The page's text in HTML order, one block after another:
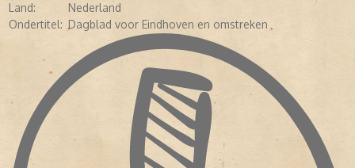
DeTweede Wereldoorlog
Eindhovensch Dagblad. De krant kampte met enorme uitdagingen
onder de Duitse bezetting. In1941verdween de titel zelfs volledig
van de straat toen de Duitse bezetter een voorgenomen fusie met
concurrent Eindhovensche en Meijerijsche Courant – aanvankelijk
ingegeven door papierschaarste – op het laatste moment afblies.
Het gevolg was een mediamonopolie in de regio Eindhoven. De
voormalige Eindhovensche en Meijerijsche Courant werd
omgedoopt tot
"Dagblad van het Zuiden"
en kreeg een pro-
Duitse koers opgelegd. Gelukkig keerde de titel Eindhovensch
Dagblad nog vóór de val van Berlijn terug, waarmee een nieuw
Land:
Nederland
Ondertitel: Dagblad voor Eindhoven en omstreken